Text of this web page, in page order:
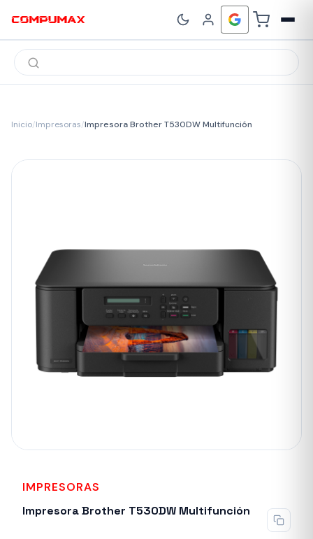
Búsqueda
de
productos
Inicio/Impresoras/Impresora Brother T530DW Multifunción
IMPRESORAS
Impresora Brother T530DW Multifunción